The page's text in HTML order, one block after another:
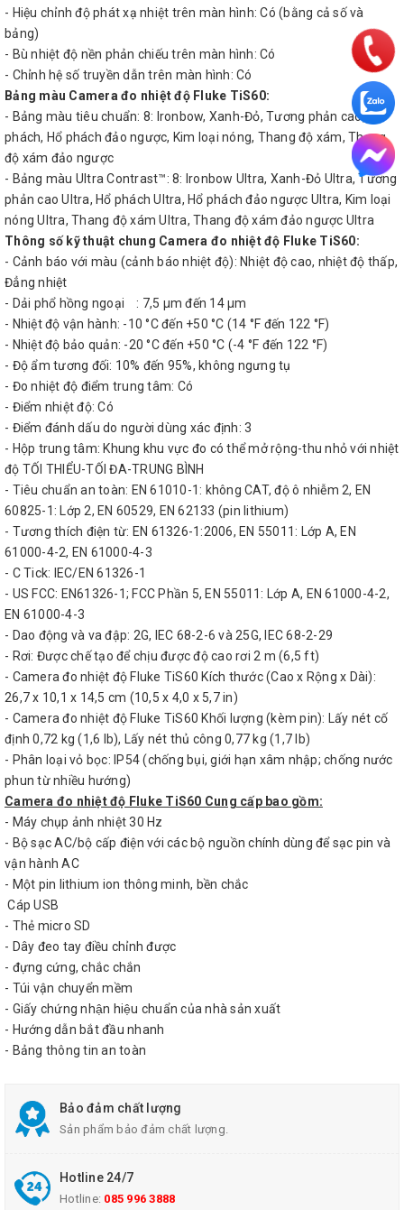
- Hiệu chỉnh độ phát xạ nhiệt trên màn hình: Có (bằng cả số và
bảng)
- Bù nhiệt độ nền phản chiếu trên màn hình: Có
- Chỉnh hệ số truyền dẫn trên màn hình: Có
Bảng màu Camera đo nhiệt độ Fluke TiS60:
- Bảng màu tiêu chuẩn: 8: Ironbow, Xanh-Đỏ, Tương phản cao, Hổ
phách, Hổ phách đảo ngược, Kim loại nóng, Thang độ xám, Thang
độ xám đảo ngược
- Bảng màu Ultra Contrast™: 8: Ironbow Ultra, Xanh-Đỏ Ultra, Tương
phản cao Ultra, Hổ phách Ultra, Hổ phách đảo ngược Ultra, Kim loại
nóng Ultra, Thang độ xám Ultra, Thang độ xám đảo ngược Ultra
Thông số kỹ thuật chung Camera đo nhiệt độ Fluke TiS60:
- Cảnh báo với màu (cảnh báo nhiệt độ): Nhiệt độ cao, nhiệt độ thấp,
Đẳng nhiệt
- Dải phổ hồng ngoại : 7,5 μm đến 14 μm
- Nhiệt độ vận hành: -10 °C đến +50 °C (14 °F đến 122 °F)
- Nhiệt độ bảo quản: -20 °C đến +50 °C (-4 °F đến 122 °F)
- Độ ẩm tương đối: 10% đến 95%, không ngưng tụ
- Đo nhiệt độ điểm trung tâm: Có
- Điểm nhiệt độ: Có
- Điểm đánh dấu do người dùng xác định: 3
- Hộp trung tâm: Khung khu vực đo có thể mở rộng-thu nhỏ với nhiệt
độ TỐI THIỂU-TỐI ĐA-TRUNG BÌNH
- Tiêu chuẩn an toàn: EN 61010-1: không CAT, độ ô nhiễm 2, EN
60825-1: Lớp 2, EN 60529, EN 62133 (pin lithium)
- Tương thích điện từ: EN 61326-1:2006, EN 55011: Lớp A, EN
61000-4-2, EN 61000-4-3
- C Tick: IEC/EN 61326-1
- US FCC: EN61326-1; FCC Phần 5, EN 55011: Lớp A, EN 61000-4-2,
EN 61000-4-3
- Dao động và va đập: 2G, IEC 68-2-6 và 25G, IEC 68-2-29
- Rơi: Được chế tạo để chịu được độ cao rơi 2 m (6,5 ft)
- Camera đo nhiệt độ Fluke TiS60 Kích thước (Cao x Rộng x Dài):
26,7 x 10,1 x 14,5 cm (10,5 x 4,0 x 5,7 in)
- Camera đo nhiệt độ Fluke TiS60 Khối lượng (kèm pin): Lấy nét cố
định 0,72 kg (1,6 lb), Lấy nét thủ công 0,77 kg (1,7 lb)
- Phân loại vỏ bọc: IP54 (chống bụi, giới hạn xâm nhập; chống nước
phun từ nhiều hướng)
Camera đo nhiệt độ Fluke TiS60 Cung cấp bao gồm:
- Máy chụp ảnh nhiệt 30 Hz
- Bộ sạc AC/bộ cấp điện với các bộ nguồn chính dùng để sạc pin và
vận hành AC
- Một pin lithium ion thông minh, bền chắc
Cáp USB
- Thẻ micro SD
- Dây đeo tay điều chỉnh được
- đựng cứng, chắc chắn
- Túi vận chuyển mềm
- Giấy chứng nhận hiệu chuẩn của nhà sản xuất
- Hướng dẫn bắt đầu nhanh
- Bảng thông tin an toàn
Bảo đảm chất lượng
Sản phẩm bảo đảm chất lượng.
Hotline 24/7
Hotline: 085 996 3888